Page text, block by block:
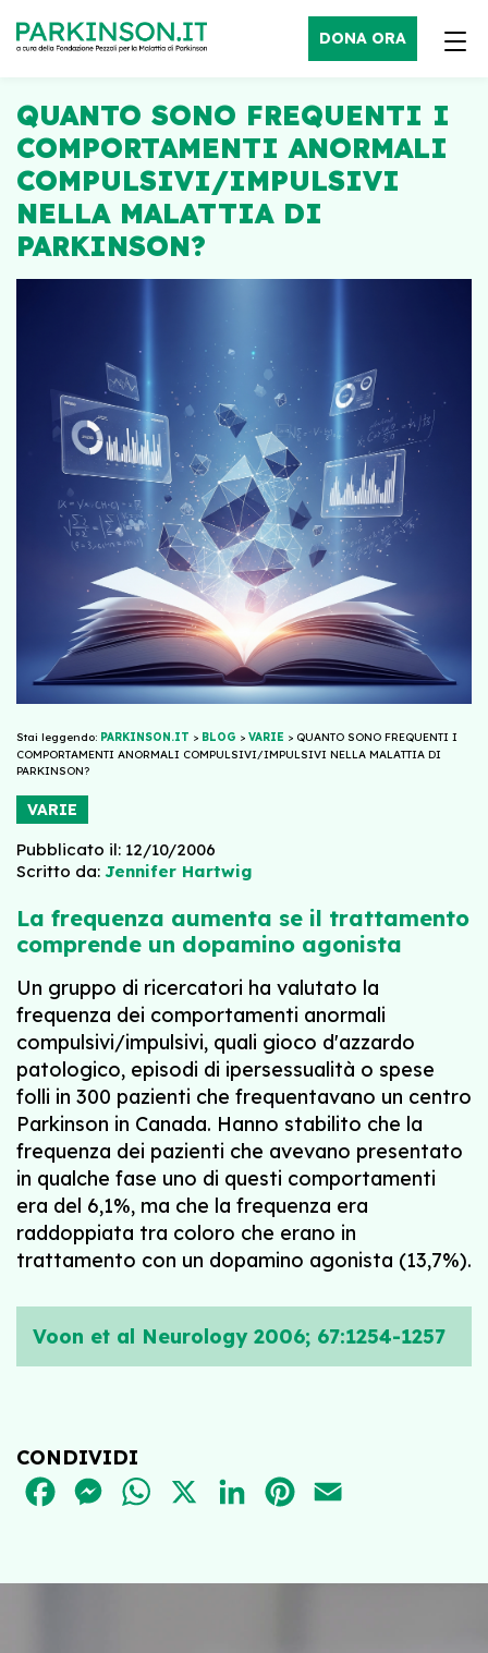
DONA ORA
QUANTO SONO FREQUENTI I
COMPORTAMENTI ANORMALI
COMPULSIVI/IMPULSIVI
NELLA MALATTIA DI
PARKINSON?
Stai leggendo: PARKINSON.IT > BLOG > VARIE > QUANTO SONO FREQUENTI I
COMPORTAMENTI ANORMALI COMPULSIVI/IMPULSIVI NELLA MALATTIA DI
PARKINSON?
VARIE
Pubblicato il: 12/10/2006
Scritto da: Jennifer Hartwig
La frequenza aumenta se il trattamento
comprende un dopamino agonista
Un gruppo di ricercatori ha valutato la
frequenza dei comportamenti anormali
compulsivi/impulsivi, quali gioco d'azzardo
patologico, episodi di ipersessualità o spese
folli in 300 pazienti che frequentavano un centro
Parkinson in Canada. Hanno stabilito che la
frequenza dei pazienti che avevano presentato
in qualche fase uno di questi comportamenti
era del 6,1%, ma che la frequenza era
raddoppiata tra coloro che erano in
trattamento con un dopamino agonista (13,7%).
Voon et al Neurology 2006; 67:1254-1257
CONDIVIDI
FACEBOOKMESSENGER
WHATSAPPLINKEDINPINTEREST